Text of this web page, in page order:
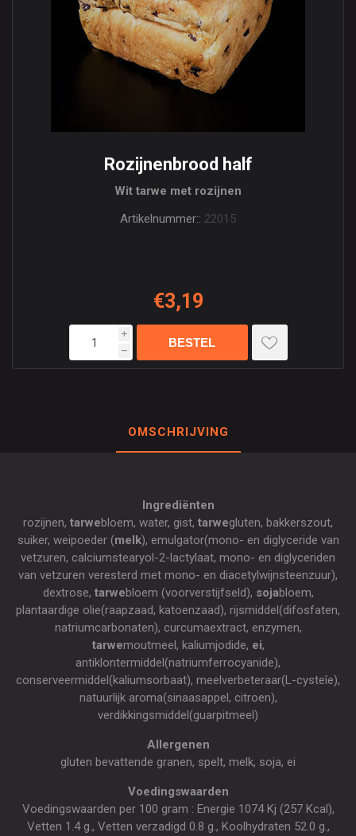
Rozijnenbrood half
Wit tarwe met rozijnen
Artikelnummer:: 22015
€3,19
i
h
OMSCHRIJVING
Ingrediënten
rozijnen, tarwebloem, water, gist, tarwegluten, bakkerszout,
suiker, weipoeder (melk), emulgator(mono- en diglyceride van
vetzuren, calciumstearyol-2-lactylaat, mono- en diglyceriden
van vetzuren veresterd met mono- en diacetylwijnsteenzuur),
dextrose, tarwebloem (voorverstijfseld), sojabloem,
plantaardige olie(raapzaad, katoenzaad), rijsmiddel(difosfaten,
natriumcarbonaten), curcumaextract, enzymen,
tarwemoutmeel, kaliumjodide, ei,
antiklontermiddel(natriumferrocyanide),
conserveermiddel(kaliumsorbaat), meelverbeteraar(L-cysteîe),
natuurlijk aroma(sinaasappel, citroen),
verdikkingsmiddel(guarpitmeel)
Allergenen
gluten bevattende granen, spelt, melk, soja, ei
Voedingswaarden
Voedingswaarden per 100 gram : Energie 1074 Kj (257 Kcal),
Vetten 1.4 g., Vetten verzadigd 0.8 g., Koolhydraten 52.0 g.,